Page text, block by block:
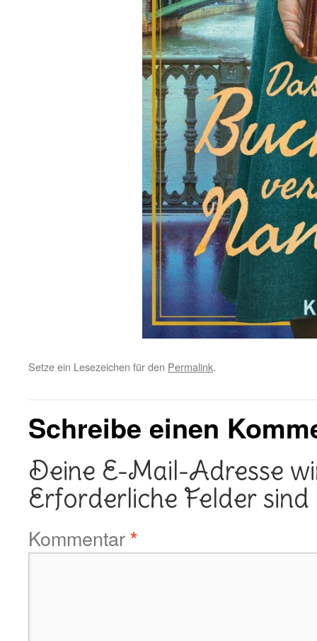
Setze ein Lesezeichen für den Permalink.
Schreibe einen
Deine E-Mail-Adresse
Erforderliche Felder
Kommentar*